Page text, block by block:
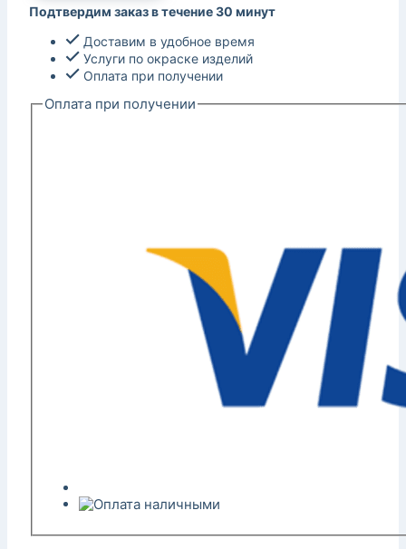
Подтвердим заказ в течение 30 минут
Доставим в удобное время
Услуги по окраске изделий
Оплата при получении
Оплата при получении